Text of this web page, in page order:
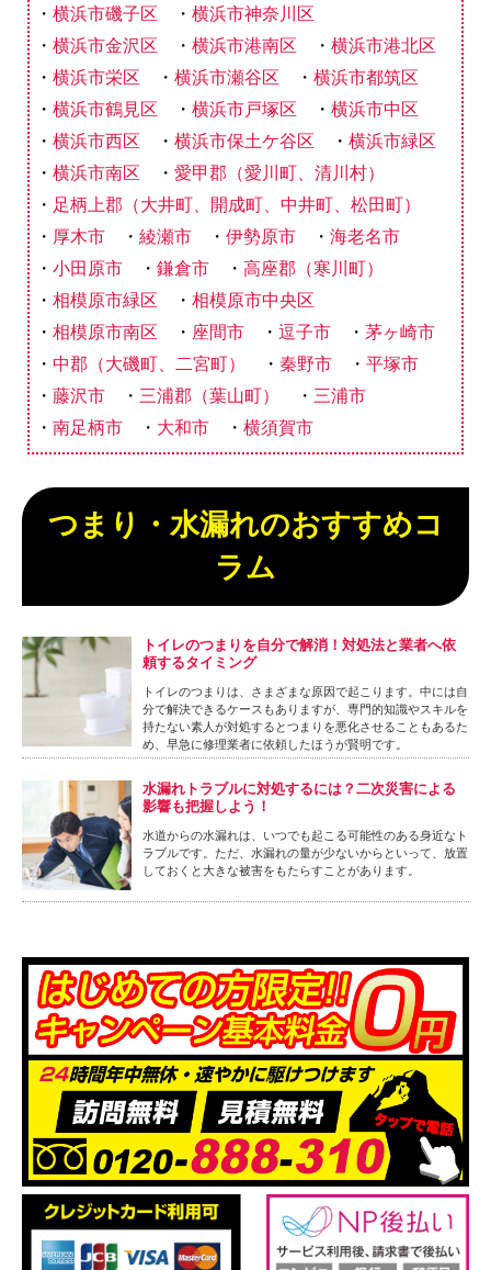
横浜市磯子区
横浜市神奈川区
横浜市金沢区
横浜市港南区
横浜市港北区
横浜市栄区
横浜市瀬谷区
横浜市都筑区
横浜市鶴見区
横浜市戸塚区
横浜市中区
横浜市西区
横浜市保土ケ谷区
横浜市緑区
横浜市南区
愛甲郡（愛川町、清川村）
足柄上郡（大井町、開成町、中井町、松田町）
厚木市
綾瀬市 伊勢原市
海老名市
小田原市
鎌倉市
高座郡（寒川町）
相模原市緑区
相模原市中央区
相模原市南区
座間市 逗子市
茅ヶ崎市
中郡（大磯町、二宮町）
秦野市
平塚市
藤沢市
三浦郡（葉山町）
三浦市
南足柄市
大和市 横須賀市
つまり・水漏れのおすすめコ
ラム
トイレのつまりを自分で解消！対処法と業者へ依
頼するタイミング
トイレのつまりは、さまざまな原因で起こります。中には自
分で解決できるケースもありますが、専門的知識やスキルを
持たない素人が対処するとつまりを悪化させることもあるた
め、早急に修理業者に依頼したほうが賢明です。
水漏れトラブルに対処するには？二次災害による
影響も把握しよう！
水道からの水漏れは、いつでも起こる可能性のある身近なト
ラブルです。ただ、水漏れの量が少ないからといって、放置
しておくと大きな被害をもたらすことがあります。